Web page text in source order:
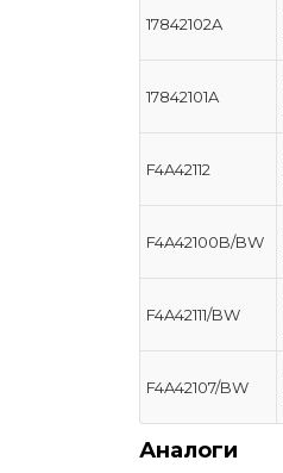
17842102A
17842101A
F4A42112
F4A42100B/BW
F4A42111/BW
F4A42107/BW
Аналоги